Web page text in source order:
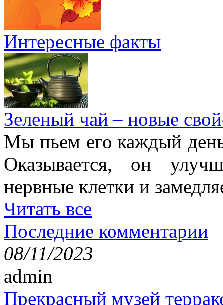
Интересные факты
Зеленый чай – новые
Мы пьем его каждый
Оказывается, он
нервные клетки и
Читать все
Последние комментарии
08/11/2023
admin
Прекрасный музей